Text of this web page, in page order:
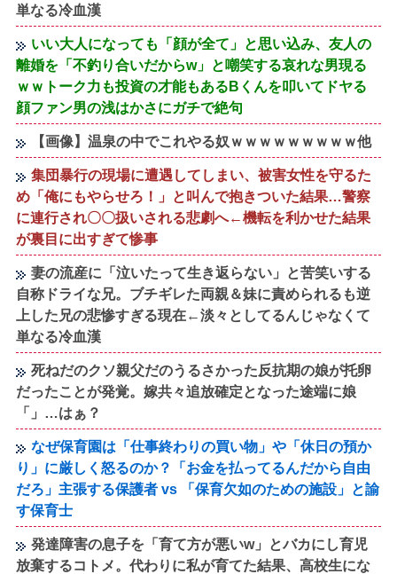
単なる冷血漢
いい大人になっても「顔が全て」と思い込み、友人の
離婚を「不釣り合いだからw」と嘲笑する哀れな男現る
ｗｗトーク力も投資の才能もあるBくんを叩いてドヤる
顔ファン男の浅はかさにガチで絶句
【画像】温泉の中でこれやる奴ｗｗｗｗｗｗｗｗｗ他
集団暴行の現場に遭遇してしまい、被害女性を守るた
め「俺にもやらせろ！」と叫んで抱きついた結果…警察
に連行され〇〇扱いされる悲劇へ←機転を利かせた結果
が裏目に出すぎて惨事
妻の流産に「泣いたって生き返らない」と苦笑いする
自称ドライな兄。ブチギレた両親＆妹に責められるも逆
上した兄の悲惨すぎる現在←淡々としてるんじゃなくて
単なる冷血漢
死ねだのクソ親父だのうるさかった反抗期の娘が托卵
だったことが発覚。嫁共々追放確定となった途端に娘
「」…はぁ？
なぜ保育園は「仕事終わりの買い物」や「休日の預か
り」に厳しく怒るのか？「お金を払ってるんだから自由
だろ」主張する保護者 vs 「保育欠如のための施設」と諭
す保育士
発達障害の息子を「育て方が悪いw」とバカにし育児
放棄するコトメ。代わりに私が育てた結果、高校生にな